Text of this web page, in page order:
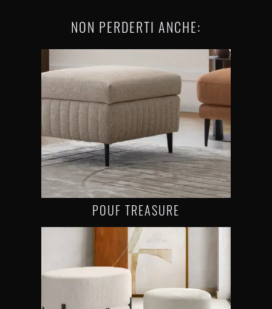
NON PERDERTI ANCHE:
POUF TREASURE